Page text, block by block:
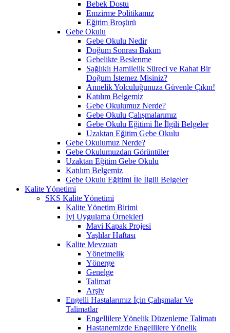
Bebek Dostu
Emzirme Politikamız
Eğitim Broşürü
Gebe Okulu
Gebe Okulu Nedir
Doğum Sonrası Bakım
Gebelikte Beslenme
Sağlıklı Hamilelik Süreci ve Rahat Bir
Doğum İstemez Misiniz?
Annelik Yolculuğunuza Güvenle Çıkın!
Katılım Belgemiz
Gebe Okulumuz Nerde?
Gebe Okulu Çalışmalarımız
Gebe Okulu Eğitimi İle İlgili Belgeler
Uzaktan Eğitim Gebe Okulu
Gebe Okulumuz Nerde?
Gebe Okulumuzdan Görüntüler
Uzaktan Eğitim Gebe Okulu
Katılım Belgemiz
Gebe Okulu Eğitimi İle İlgili Belgeler
Kalite Yönetimi
SKS Kalite Yönetimi
Kalite Yönetim Birimi
İyi Uygulama Örnekleri
Mavi Kapak Projesi
Yaşlılar Haftası
Kalite Mevzuatı
Yönetmelik
Yönerge
Genelge
Talimat
Arşiv
Engelli Hastalarımız İçin Çalışmalar Ve
Talimatlar
Engellilere Yönelik Düzenleme Talimatı
Hastanemizde Engellilere Yönelik